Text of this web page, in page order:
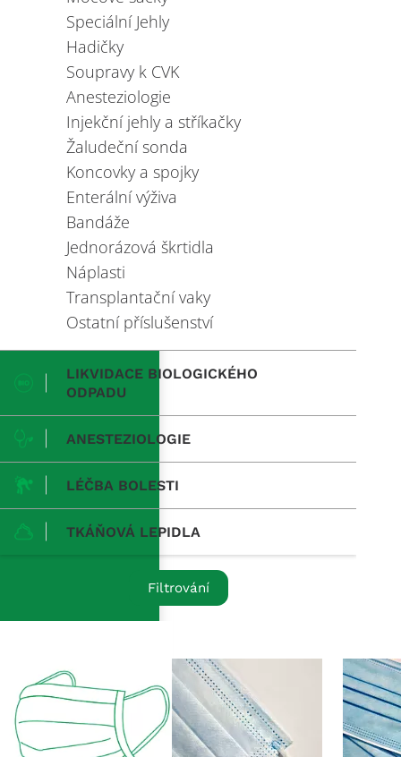
Speciální Jehly
Hadičky
Soupravy k CVK
Anesteziologie
Injekční jehly a stříkačky
Žaludeční sonda
Koncovky a spojky
Enterální výživa
Bandáže
Jednorázová škrtidla
Náplasti
Transplantační vaky
Ostatní příslušenství
LIKVIDACE BIOLOGICKÉHO
ODPADU
ANESTEZIOLOGIE
LÉČBA BOLESTI
TKÁŇOVÁ LEPIDLA
Filtrování